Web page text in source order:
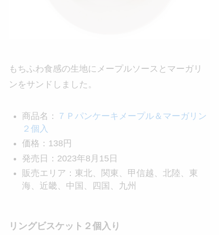
もちふわ食感の生地にメープルソースとマーガリ
ンをサンドしました。
商品名：
７Ｐパンケーキメープル＆マーガリン
２個入
価格：138円
発売日：2023年8月15日
販売エリア：東北、関東、甲信越、北陸、東
海、近畿、中国、四国、九州
リングビスケット２個入り